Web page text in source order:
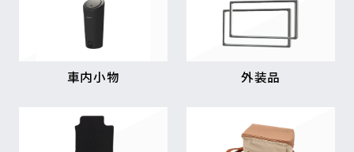
車内小物 外装品